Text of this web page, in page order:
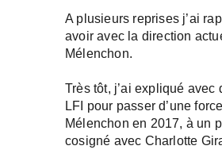
A plusieurs reprises j’ai
avoir avec la direction
Mélenchon.
Très tôt, j’ai expliqué avec
LFI pour passer d’une
Mélenchon en 2017, à un
cosigné avec Charlotte